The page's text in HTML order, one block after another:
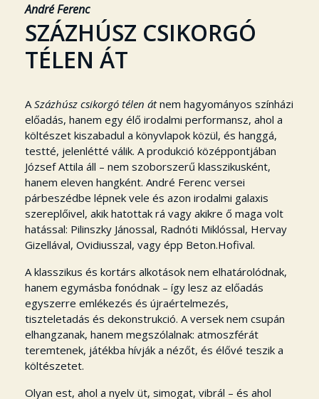
André Ferenc
SZÁZHÚSZ CSIKORGÓ
TÉLEN ÁT
A Százhúsz csikorgó télen átnem hagyományos színházi
előadás, hanem egy élő irodalmi performansz, ahol a
költészet kiszabadul a könyvlapok közül, és hanggá,
testté, jelenlétté válik. A produkció középpontjában
József Attila áll – nem szoborszerű klasszikusként,
hanem eleven hangként. André Ferenc versei
párbeszédbe lépnek vele és azon irodalmi galaxis
szereplőivel, akik hatottak rá vagy akikre ő maga volt
hatással: Pilinszky Jánossal, Radnóti Miklóssal, Hervay
Gizellával, Ovidiusszal, vagy épp Beton.Hofival.
A klasszikus és kortárs alkotások nem elhatárolódnak,
hanem egymásba fonódnak – így lesz az előadás
egyszerre emlékezés és újraértelmezés,
tiszteletadás és dekonstrukció. A versek nem csupán
elhangzanak, hanem megszólalnak: atmoszférát
teremtenek, játékba hívják a nézőt, és élővé teszik a
költészetet.
Olyan est, ahol a nyelv üt, simogat, vibrál – és ahol